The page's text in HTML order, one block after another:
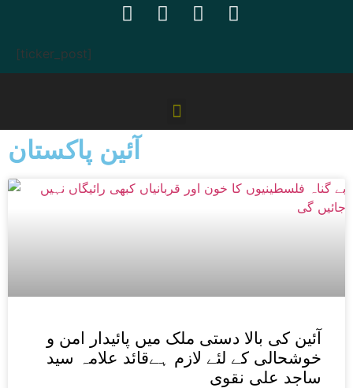
[ticker_post]
آئین پاکستان
آئین کی بالا دستی ملک میں پائیدار امن و
خوشحالی کے لئے لازم ہےقائد علامہ سید
ساجد علی نقوی